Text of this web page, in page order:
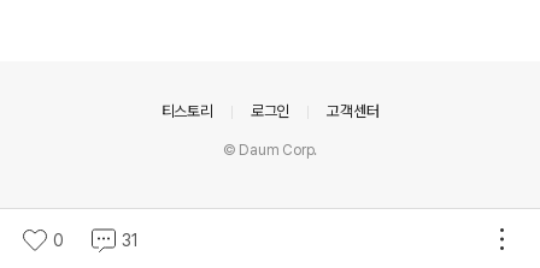
0 31
티스토리 로그인 고객센터
© Daum Corp.